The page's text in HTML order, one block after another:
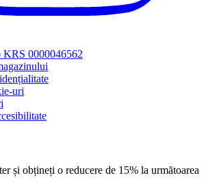
KRS 0000046562
uri
și obțineți o reducere de 15% la următoarea